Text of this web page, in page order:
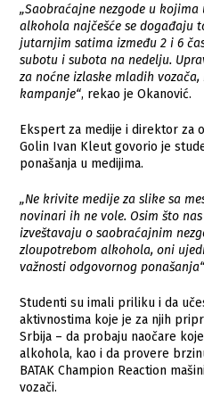
„Saobraćajne nezgode u
alkohola najčešće se događaju
jutarnjim satima između 2 i 6
subotu i subota na nedelju.
za noćne izlaske mladih
kampanje“, rekao je Okanović.
Ekspert za medije i direktor za
Golin Ivan Kleut govorio je
ponašanja u medijima.
„Ne krivite medije za slike sa
novinari ih ne vole. ​Osim što
izveštavaju o saobraćajnim
zloupotrebom alkohola, ​oni
važnosti odgovornog
Studenti su imali priliku i da
aktivnostima koje je za njih
Srbija – da probaju naočare
alkohola, kao i da provere
BATAK Champion Reaction
vozači.